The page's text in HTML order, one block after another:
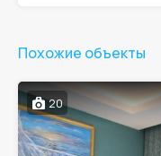
Похожие объекты
20